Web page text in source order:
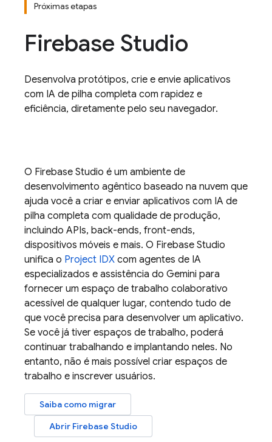
Próximas etapas
Firebase Studio
Desenvolva protótipos, crie e envie aplicativos
com IA de pilha completa com rapidez e
eficiência, diretamente pelo seu navegador.
O Firebase Studio é um ambiente de
desenvolvimento agêntico baseado na nuvem que
ajuda você a criar e enviar aplicativos com IA de
pilha completa com qualidade de produção,
incluindo APIs, back-ends, front-ends,
dispositivos móveis e mais. O Firebase Studio
unifica o Project IDX com agentes de IA
especializados e assistência do Gemini para
fornecer um espaço de trabalho colaborativo
acessível de qualquer lugar, contendo tudo de
que você precisa para desenvolver um aplicativo.
Se você já tiver espaços de trabalho, poderá
continuar trabalhando e implantando neles. No
entanto, não é mais possível criar espaços de
trabalho e inscrever usuários.
Saiba como migrar
Abrir Firebase Studio